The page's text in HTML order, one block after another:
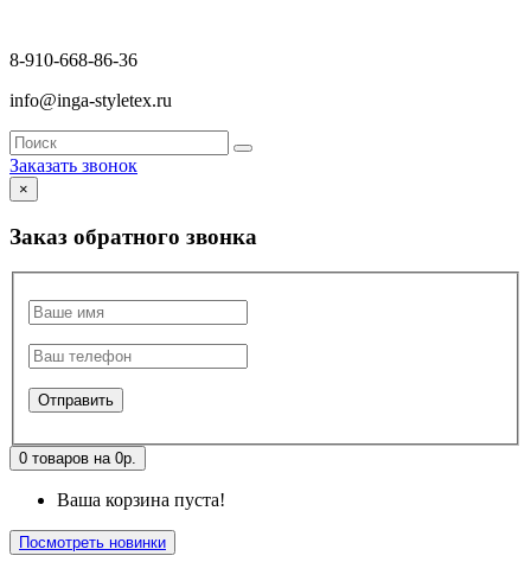
8-910-668-86-36
info@inga-styletex.ru
Заказать звонок
×
Заказ обратного звонка
0 товаров на 0р.
Ваша корзина пуста!
Посмотреть новинки